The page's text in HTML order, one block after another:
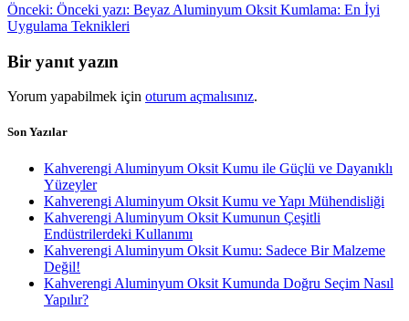
Önceki: Önceki yazı: Beyaz Aluminyum Oksit Kumlama: En İyi
Uygulama Teknikleri
Bir yanıt yazın
Yorum yapabilmek için oturum açmalısınız.
Son Yazılar
Kahverengi Aluminyum Oksit Kumu ile Güçlü ve Dayanıklı
Yüzeyler
Kahverengi Aluminyum Oksit Kumu ve Yapı Mühendisliği
Kahverengi Aluminyum Oksit Kumunun Çeşitli
Endüstrilerdeki Kullanımı
Kahverengi Aluminyum Oksit Kumu: Sadece Bir Malzeme
Değil!
Kahverengi Aluminyum Oksit Kumunda Doğru Seçim Nasıl
Yapılır?